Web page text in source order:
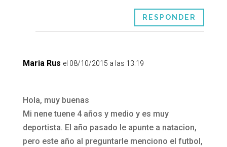
RESPONDER
Maria Rus el 08/10/2015 a las 13:19
Hola, muy buenas
Mi nene tuene 4 años y medio y es muy
deportista. El año pasado le apunte a natacion,
pero este año al preguntarle menciono el futbol,